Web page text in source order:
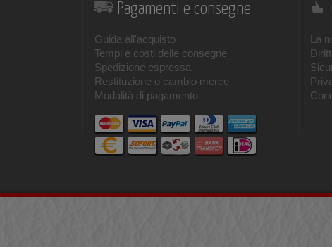
Pagamenti e consegne
Guida all'acquisto
Tempi e costi delle consegne
Spedizione espressa
Restituzione o cambio merce
Modalità di pagamento
La